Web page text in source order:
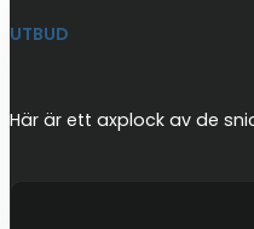
UTBUD
Här är ett axplock av de